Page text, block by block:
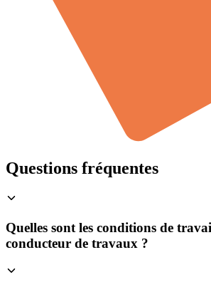
Questions fréquentes
Quelles sont les conditions de
conducteur de travaux ?